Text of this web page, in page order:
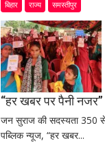
बिहार राज्य समस्तीपुर
“हर खबर पर पैनी
जन सुराज की सदस्यता 350
पब्लिक न्यूज, “हर खबर...